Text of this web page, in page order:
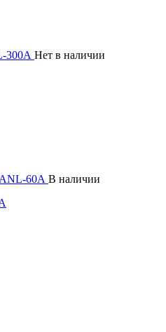
Нет в наличии
В наличии